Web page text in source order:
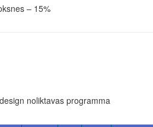
– 15%
noliktavas programma